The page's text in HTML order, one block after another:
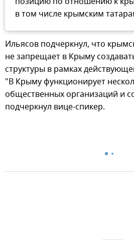
в том числе крымским
Ильясов подчеркнул, что
не запрещает в Крыму
структуры в рамках
"В Крыму функционирует
общественных организаций и
подчеркнул вице-спикер.